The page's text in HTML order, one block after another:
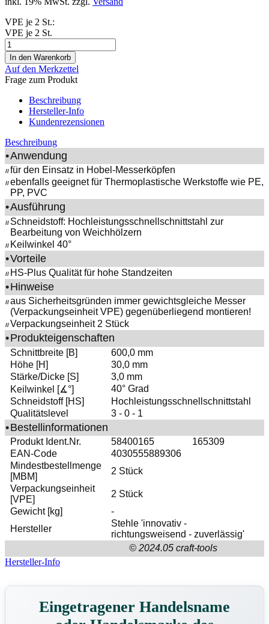
VPE je 2 St.:
VPE je 2 St.
Auf den Merkzettel
Frage zum Produkt
Beschreibung
Hersteller-Info
Kundenrezensionen
Beschreibung
•Anwendung
//für den Einsatz in Hobel-Messerköpfen
//ebenfalls geeignet für Thermoplastische Werkstoffe wie PE,
PP, PVC
•Ausführung
// Schneidstoff: Hochleistungsschnellschnittstahl zur
Bearbeitung von Weichhölzern
// Keilwinkel 40°
•Vorteile
// HS-Plus Qualität für hohe Standzeiten
•Hinweise
//aus Sicherheitsgründen immer gewichtsgleiche Messer
(Verpackungseinheit VPE) gegenüberliegend montieren!
//Verpackungseinheit 2 Stück
•Produkteigenschaften
Schnittbreite [B]
600,0 mm
Höhe [H]
30,0 mm
Stärke/Dicke [S]
3,0 mm
Keilwinkel [∡°]
40° Grad
Schneidstoff [HS]
Hochleistungsschnellschnittstahl
Qualitätslevel
3 - 0 - 1
•Bestellinformationen
Produkt Ident.Nr. 58400165
165309
EAN-Code
4030555889306
Mindestbestellmenge
[MBM]
2 Stück
Verpackungseinheit
[VPE]
2 Stück
Gewicht [kg]
-
Hersteller
Stehle 'innovativ -
richtungsweisend - zuverlässig'
© 2024.05 craft-tools
Hersteller-Info
Eingetragener Handelsname